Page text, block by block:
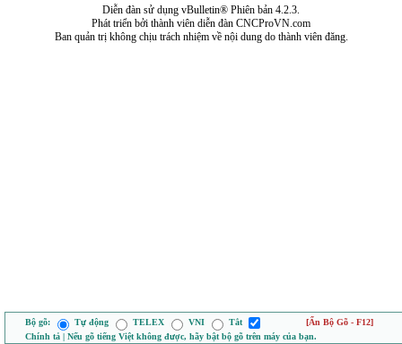
Diễn đàn sử dụng vBulletin® Phiên bản 4.2.3.
Phát triển bởi thành viên diễn đàn CNCProVN.com
Ban quản trị không chịu trách nhiệm về nội dung do thành viên đăng.
Bộ gõ: Tự động TELEX VNI Tắt
[Ẩn Bộ Gõ - F12]
Chính tả | Nếu gõ tiếng Việt không được, hãy bật bộ gõ trên máy của bạn.